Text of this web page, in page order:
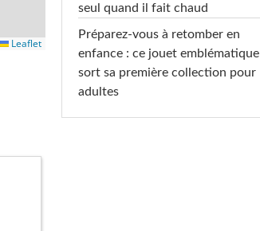
Leaflet
seul quand il fait chaud
Préparez-vous à retomber en
enfance : ce jouet emblématique
sort sa première collection pour
adultes